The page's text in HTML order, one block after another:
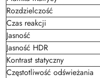
Rozdzielczość
Czas reakcji
Jasność
Jasność HDR
Kontrast statyczny
Częstotliwość odświeżania